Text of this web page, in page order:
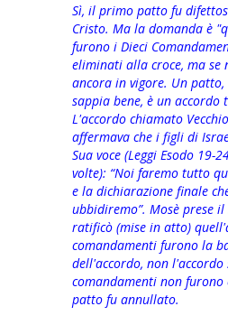
Sì, il primo patto fu
Cristo. Ma la domanda è
furono i Dieci
eliminati alla croce, ma
ancora in vigore. Un
sappia bene, è un
L'accordo chiamato
affermava che i figli di
Sua voce (Leggi Esodo 19-
volte): “Noi faremo tutto
e la dichiarazione finale
ubbidiremo”. Mosè prese
ratificò (mise in atto)
comandamenti furono la
dell'accordo, non l'accordo
comandamenti non
patto fu annullato.